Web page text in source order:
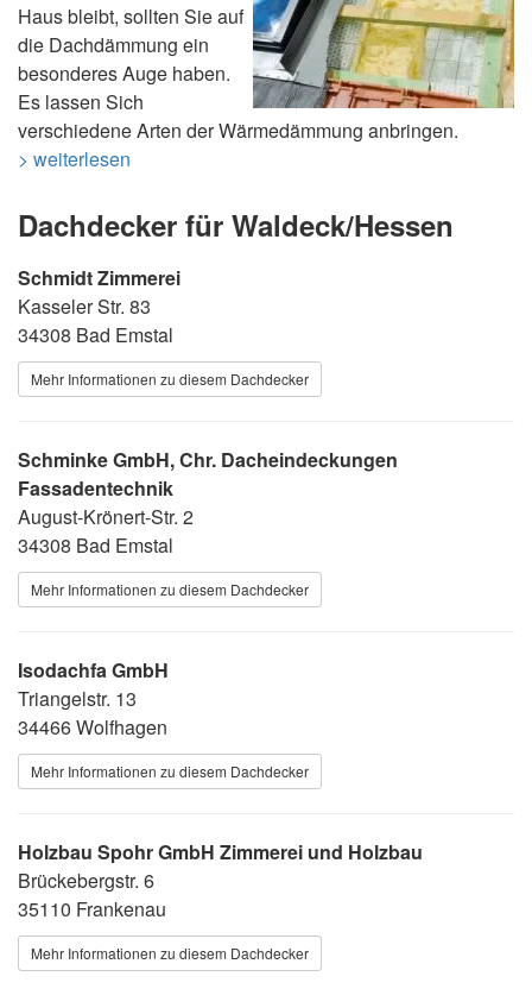
Haus bleibt, sollten Sie auf
die Dachdämmung ein
besonderes Auge haben.
Es lassen Sich
verschiedene Arten der Wärmedämmung anbringen.
> weiterlesen
Dachdecker für Waldeck/Hessen
Schmidt Zimmerei
Kasseler Str. 83
34308 Bad Emstal
Mehr Informationen zu diesem Dachdecker
Schminke GmbH, Chr. Dacheindeckungen
Fassadentechnik
August-Krönert-Str. 2
34308 Bad Emstal
Mehr Informationen zu diesem Dachdecker
Isodachfa GmbH
Triangelstr. 13
34466 Wolfhagen
Mehr Informationen zu diesem Dachdecker
Holzbau Spohr GmbH Zimmerei und Holzbau
Brückebergstr. 6
35110 Frankenau
Mehr Informationen zu diesem Dachdecker